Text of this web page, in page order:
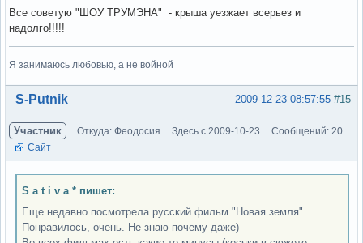
Все советую "ШОУ ТРУМЭНА" - крыша уезжает всерьез и
надолго!!!!!
Я занимаюсь любовью, а не войной
Вне форума #15
2009-12-23 08:57:55
S-Putnik
Участник Откуда: Феодосия Здесь с 2009-10-23
Сообщений: 20
Сайт
S a t i v a * пишет:
Еще недавно посмотрела русский фильм "Новая земля".
Понравилось, очень. Не знаю почему даже)